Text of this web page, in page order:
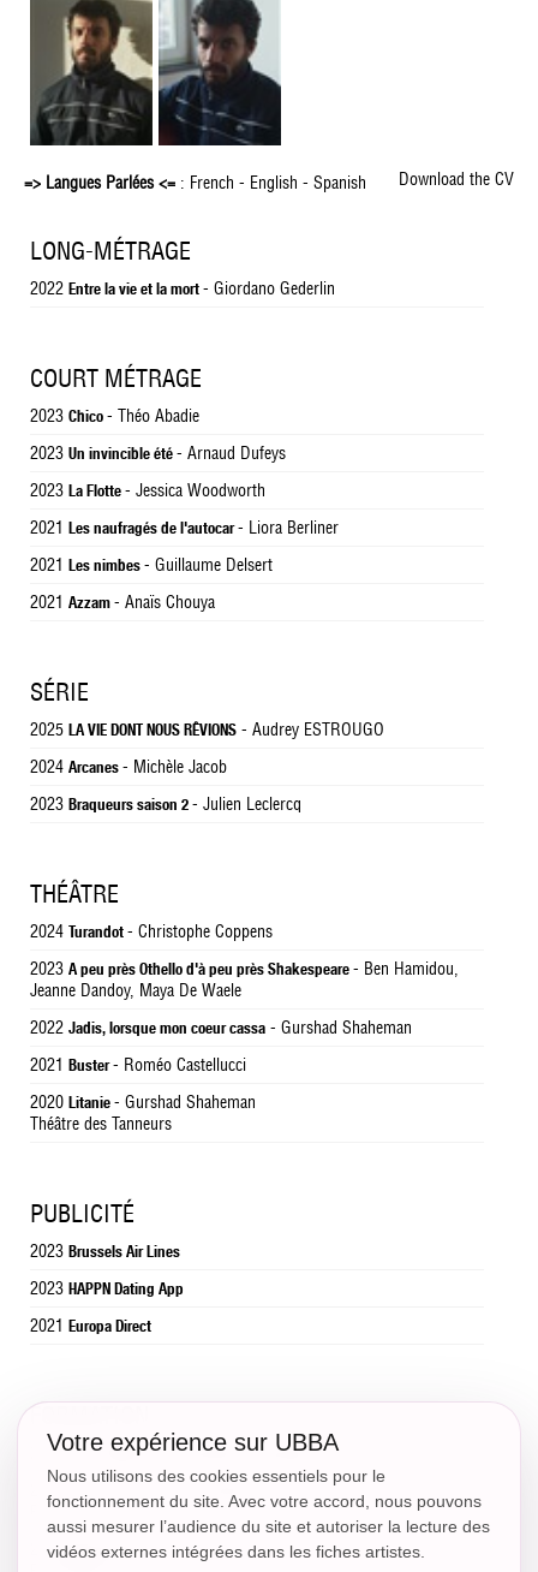
=> Langues Parlées <= : French - English - Spanish Download the CV
LONG-MÉTRAGE
2022 Entre la vie et la mort - Giordano Gederlin
COURT MÉTRAGE
2023 Chico - Théo Abadie
2023 Un invincible été - Arnaud Dufeys
2023
La Flotte - Jessica Woodworth
2021
Les naufragés de l'autocar- Liora Berliner
2021
Les nimbes - Guillaume Delsert
2021 Azzam - Anaïs Chouya
SÉRIE
2025 LA VIE DONT NOUS RÊVIONS - Audrey ESTROUGO
2024 Arcanes - Michèle Jacob
2023 Braqueurs saison 2 - Julien Leclercq
THÉÂTRE
2024 Turandot - Christophe Coppens
2023 A peu près Othello d'à peu près Shakespeare - Ben Hamidou,
Jeanne Dandoy, Maya De Waele
2022 Jadis, lorsque mon coeur cassa - Gurshad Shaheman
2021 Buster- Roméo Castellucci
2020
Litanie - Gurshad Shaheman
Théâtre des Tanneurs
PUBLICITÉ
2023 Brussels Air Lines
2023 HAPPN Dating App
2021 Europa Direct
FORMATION
2020-2023 INSAS - interprétation dramatique
2019-2020
- Gurshad Shaheman, Mélanie
Rullier
2015Nike Academy
Votre expérience sur UBBA
Nous utilisons des cookies essentiels pour le
fonctionnement du site. Avec votre accord, nous pouvons
aussi mesurer l’audience du site et autoriser la lecture des
vidéos externes intégrées dans les fiches artistes.